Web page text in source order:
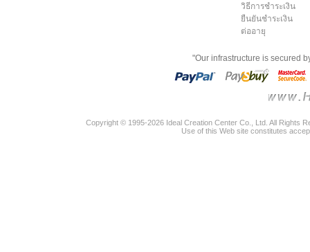
วิธีการชำระเงิน
ยืนยันชำระเงิน
ต่ออายุ
"Our infrastructure is secured
Copyright © 1995-2026 Ideal Creation Center Co., Ltd. All Rights
Use of this Web site constitutes